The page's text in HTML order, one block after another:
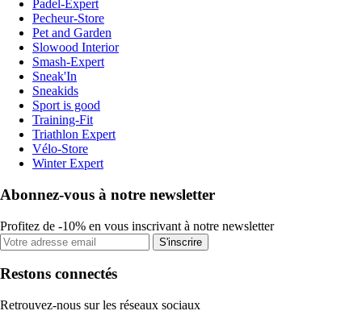
Padel-Expert
Pecheur-Store
Pet and Garden
Slowood Interior
Smash-Expert
Sneak'In
Sneakids
Sport is good
Training-Fit
Triathlon Expert
Vélo-Store
Winter Expert
Abonnez-vous à notre newsletter
Profitez de -10% en vous inscrivant à notre newsletter
S'inscrire
Restons connectés
Retrouvez-nous sur les réseaux sociaux